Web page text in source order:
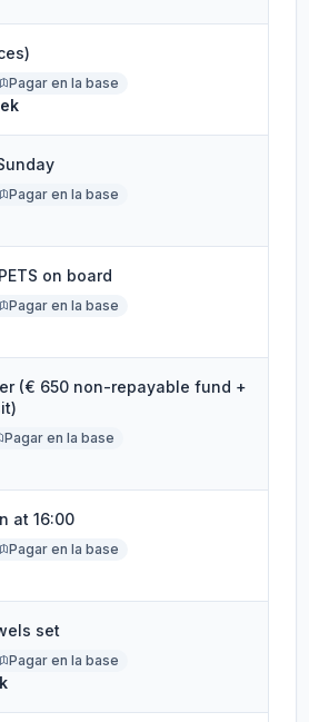
Pagar en la base
Pagar en la base
on board
Pagar en la base
(€ 650 non-repayable fund +
Pagar en la base
at 16:00
Pagar en la base
set
Pagar en la base